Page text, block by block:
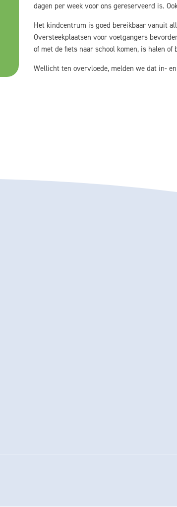
dagen per week voor ons gereserveerd is.
Het kindcentrum is goed bereikbaar vanuit
Oversteekplaatsen voor voetgangers
of met de fiets naar school komen, is halen
Wellicht ten overvloede, melden we dat in-